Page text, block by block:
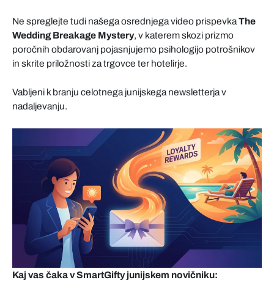
Ne spreglejte tudi našega osrednjega video prispevkaThe
Wedding Breakage Mystery, v katerem skozi prizmo
poročnih obdarovanj pojasnjujemo psihologijo potrošnikov
in skrite priložnosti za trgovce ter hotelirje.
Vabljeni k branju celotnega junijskega newsletterja v
nadaljevanju.
Kaj vas čaka v SmartGifty junijskem novičniku: